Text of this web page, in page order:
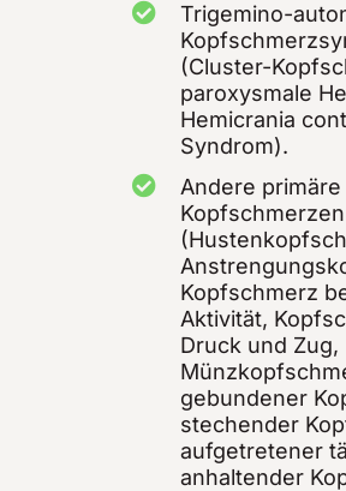
Trigemino-
(Cluster-
paroxysmale
Hemicrania
Syndrom).
Andere primäre
Kopfschmerzen
Kopfschmerz
Aktivität,
Druck und Zug,
gebundener
stechender
aufgetretener
anhaltender